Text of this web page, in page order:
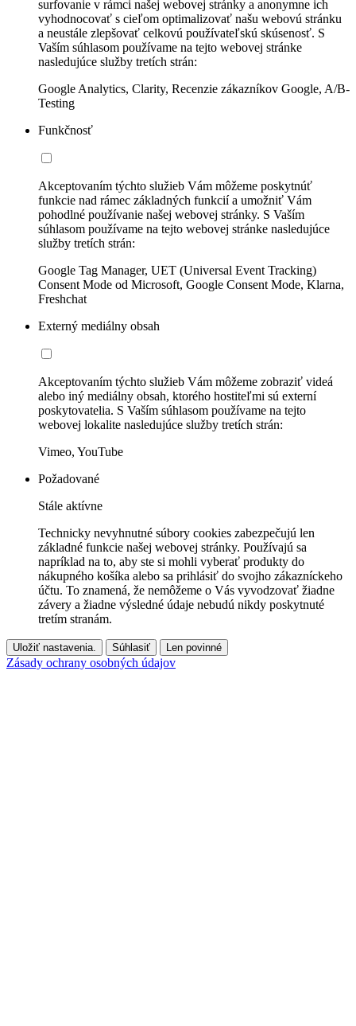
surfovanie v rámci našej webovej stránky a anonymne ich
vyhodnocovať s cieľom optimalizovať našu webovú stránku
a neustále zlepšovať celkovú používateľskú skúsenosť. S
Vaším súhlasom používame na tejto webovej stránke
nasledujúce služby tretích strán:
Google Analytics, Clarity, Recenzie zákazníkov Google, A/B-
Testing
Funkčnosť
Akceptovaním týchto služieb Vám môžeme poskytnúť
funkcie nad rámec základných funkcií a umožniť Vám
pohodlné používanie našej webovej stránky. S Vaším
súhlasom používame na tejto webovej stránke nasledujúce
služby tretích strán:
Google Tag Manager, UET (Universal Event Tracking)
Consent Mode od Microsoft, Google Consent Mode, Klarna,
Freshchat
Externý mediálny obsah
Akceptovaním týchto služieb Vám môžeme zobraziť videá
alebo iný mediálny obsah, ktorého hostiteľmi sú externí
poskytovatelia. S Vaším súhlasom používame na tejto
webovej lokalite nasledujúce služby tretích strán:
Vimeo, YouTube
Požadované
Stále aktívne
Technicky nevyhnutné súbory cookies zabezpečujú len
základné funkcie našej webovej stránky. Používajú sa
napríklad na to, aby ste si mohli vyberať produkty do
nákupného košíka alebo sa prihlásiť do svojho zákazníckeho
účtu. To znamená, že nemôžeme o Vás vyvodzovať žiadne
závery a žiadne výsledné údaje nebudú nikdy poskytnuté
tretím stranám.
Uložiť nastavenia. Súhlasiť Len povinné
Zásady ochrany osobných údajov